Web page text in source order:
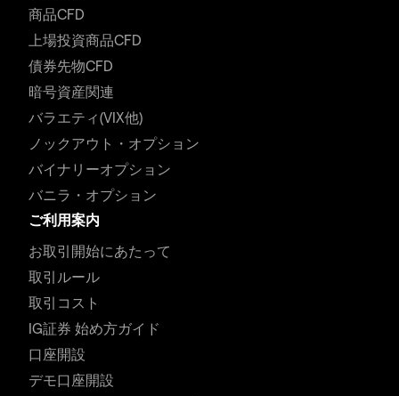
商品CFD
上場投資商品CFD
債券先物CFD
暗号資産関連
バラエティ(VIX他)
ノックアウト・オプション
バイナリーオプション
バニラ・オプション
ご利用案内
お取引開始にあたって
取引ルール
取引コスト
IG証券 始め方ガイド
口座開設
デモ口座開設